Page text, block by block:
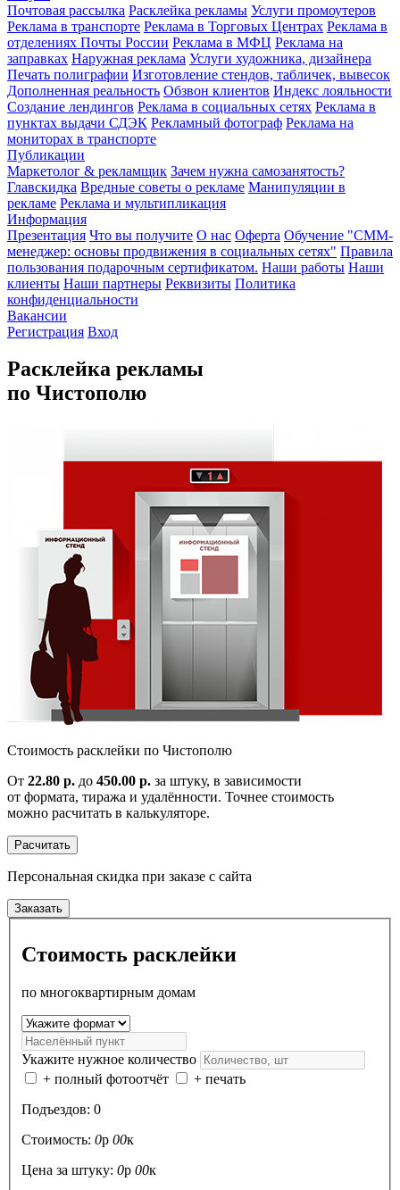
Почтовая рассылка Расклейка рекламы Услуги промоутеров
Реклама в транспорте Реклама в Торговых Центрах Реклама в
отделениях Почты России Реклама в МФЦ Реклама на
заправках Наружная реклама Услуги художника, дизайнера
Печать полиграфии Изготовление стендов, табличек, вывесок
Дополненная реальность Обзвон клиентов Индекс лояльности
Создание лендингов Реклама в социальных сетях Реклама в
пунктах выдачи СДЭК Рекламный фотограф Реклама на
мониторах в транспорте
Публикации
Маркетолог & рекламщик Зачем нужна самозанятость?
Главскидка Вредные советы о рекламе Манипуляции в
рекламе Реклама и мультипликация
Информация
Презентация Что вы получите О нас Оферта Обучение "СМM-
менеджер: основы продвижения в социальных сетях" Правила
пользования подарочным сертификатом. Наши работы Наши
клиенты Наши партнеры Реквизиты Политика
конфиденциальности
Вакансии
Регистрация Вход
Расклейка рекламы
по Чистополю
Cтоимость расклейки по Чистополю
От 22.80 р. до 450.00 р. за штуку, в зависимости
от формата, тиража и удалённости. Точнее стоимость
можно расчитать в калькуляторе.
Расчитать
Персональная скидка при заказе с сайта
Заказать
Стоимость расклейки
по многоквартирным домам
Укажите нужное количество
+ полный фотоотчёт
+ печать
Подъездов: 0
Стоимость: 0р 00к
Цена за штуку: 0р 00к